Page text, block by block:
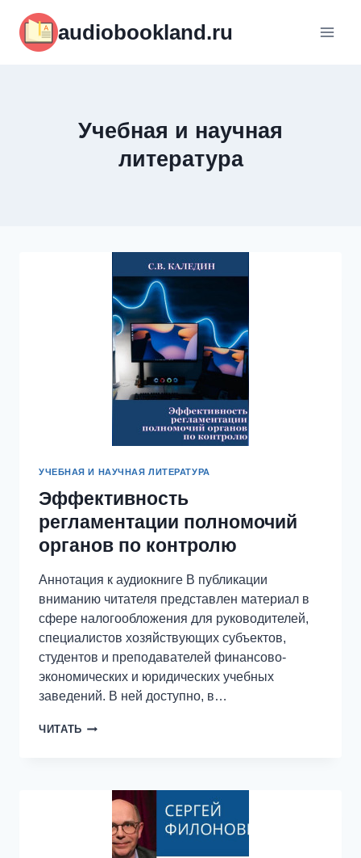
содержимому
audiobookland.ru
Учебная и научная
литература
УЧЕБНАЯ И НАУЧНАЯ ЛИТЕРАТУРА
Эффективность
регламентации полномочий
органов по контролю
Аннотация к аудиокниге В публикации
вниманию читателя представлен материал в
сфере налогообложения для руководителей,
специалистов хозяйствующих субъектов,
студентов и преподавателей финансово-
экономических и юридических учебных
заведений. В ней доступно, в…
ЧИТАТЬ ЭФФЕКТИВНОСТЬ
КОНТРОЛЮ